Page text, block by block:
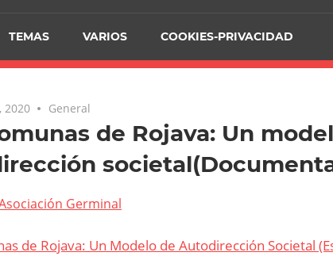
TEMAS VARIOS COOKIES-PRIVACIDAD
2020 General
de Rojava: Un
Germinal
de Rojava: Un Modelo de Autodirección Societal